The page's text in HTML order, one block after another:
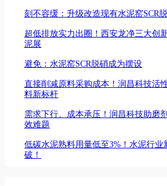
刻不容缓：升级改造现有水泥窑SCR
超低排放实力出圈！西安龙净三大创
泥展
避免：水泥窑SCR脱硝成为摆设
直接削减原料采购成本！润昌科技活
料新标杆
需求下行、成本承压！润昌科技助磨
效难题
低碳水泥熟料用量低至3%！水泥行业
破！